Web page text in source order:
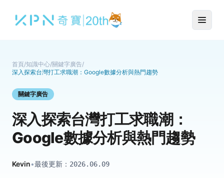
首頁/知識中心/關鍵字廣告/
深入探索台灣打工求職潮：Google數據分析與熱門趨勢
關鍵字廣告
深入探索台灣打工求職潮：
Google數據分析與熱門趨勢
Kevin•最後更新： 2026.06.09